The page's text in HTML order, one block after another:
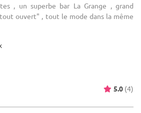
, un superbe bar La Grange , grand
ouvert" , tout le mode dans la même
5.0 (4)